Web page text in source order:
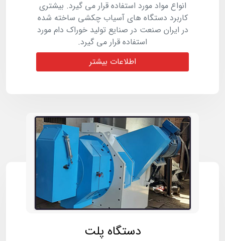
انواع مواد مورد استفاده قرار می گیرد. بیشتری
کاربرد دستگاه های آسیاب چکشی ساخته شده
در ایران صنعت در صنایع تولید خوراک دام مورد
استفاده قرار می گیرد.
اطلاعات بیشتر
دستگاه پلت